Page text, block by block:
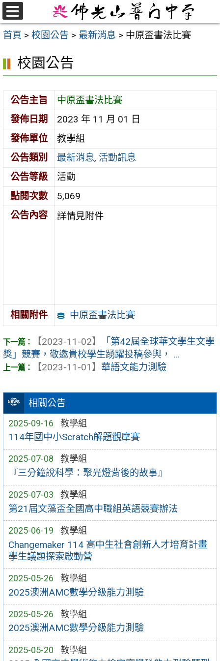
跳
至
主首頁 > 校園公告 > 最新消息 > 中原盃書法比賽
相關公告
2025-09-16 教學組
114年國中小Scratch解題觀摩賽
2025-07-08 教學組
『三分鐘說科學：聚光燈背後的故事』
2025-07-03 教學組
第21屆文藻盃全國高中職組英語競賽辦法
2025-06-19 教學組
Changemaker 114 高中生社會創新人才培育計畫
學生議題探索啟動營
2025-05-26 教學組
2025澳洲AMC數學分級能力測驗
2025-05-26 教學組
2025澳洲AMC數學分級能力測驗
2025-05-20 教學組
校園公告
公告主旨
中原盃書法比賽
發佈日期
2023 年 11 月 01 日
發佈單位
教學組
公告類別
最新消息, 活動訊息
公告等級
活動
點閱次數
5,069
公告內容
詳情見附件
相關附件 中原盃書法比賽
【2023-11-02】
「第42屆全球華文學生文學
獎」競賽，敬邀貴校學生踴躍投稿參與， ...
【2023-11-01】 華語文能力測驗
選
單